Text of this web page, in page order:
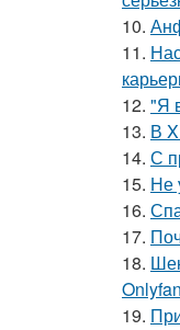
10.
11.
12. "Я
13. В
14. С
15. Не
16.
17.
18.
19.